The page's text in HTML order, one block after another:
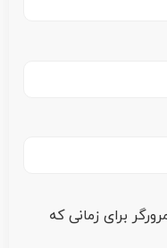
برای زمانی که